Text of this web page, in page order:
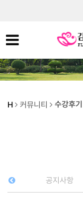
H 커뮤니티 수강후기
공지사항